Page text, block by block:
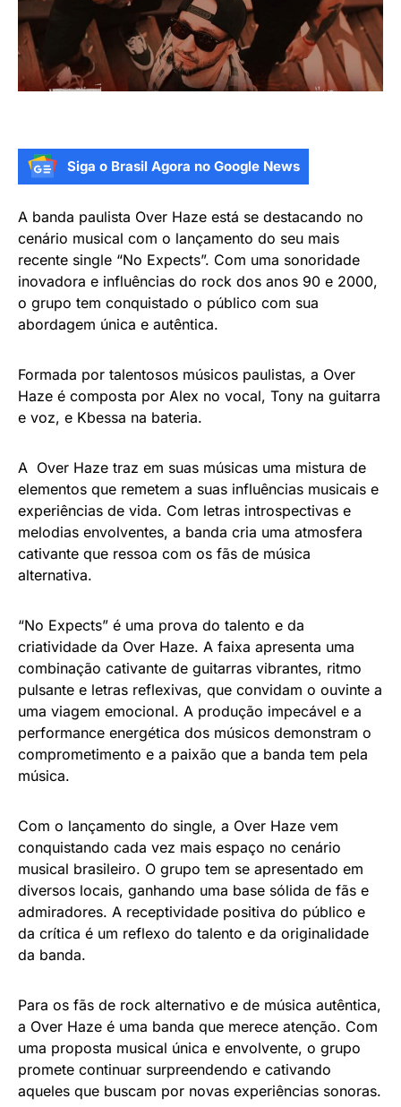
Siga o Brasil Agora no Google News
A banda paulista Over Haze está se destacando no
cenário musical com o lançamento do seu mais
recente single “No Expects”. Com uma sonoridade
inovadora e influências do rock dos anos 90 e 2000,
o grupo tem conquistado o público com sua
abordagem única e autêntica.
Formada por talentosos músicos paulistas, a Over
Haze é composta por Alex no vocal, Tony na guitarra
e voz, e Kbessa na bateria.
A Over Haze traz em suas músicas uma mistura de
elementos que remetem a suas influências musicais e
experiências de vida. Com letras introspectivas e
melodias envolventes, a banda cria uma atmosfera
cativante que ressoa com os fãs de música
alternativa.
“No Expects” é uma prova do talento e da
criatividade da Over Haze. A faixa apresenta uma
combinação cativante de guitarras vibrantes, ritmo
pulsante e letras reflexivas, que convidam o ouvinte a
uma viagem emocional. A produção impecável e a
performance energética dos músicos demonstram o
comprometimento e a paixão que a banda tem pela
música.
Com o lançamento do single, a Over Haze vem
conquistando cada vez mais espaço no cenário
musical brasileiro. O grupo tem se apresentado em
diversos locais, ganhando uma base sólida de fãs e
admiradores. A receptividade positiva do público e
da crítica é um reflexo do talento e da originalidade
da banda.
Para os fãs de rock alternativo e de música autêntica,
a Over Haze é uma banda que merece atenção. Com
uma proposta musical única e envolvente, o grupo
promete continuar surpreendendo e cativando
aqueles que buscam por novas experiências sonoras.